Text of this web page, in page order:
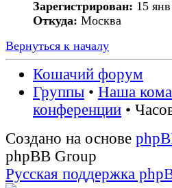
Зарегистрирован: 15
Откуда: Москва
Вернуться к началу
Кошачий форум
Группы • Наша
конференции •
Создано на основе
phpBB Group
Русская поддержка